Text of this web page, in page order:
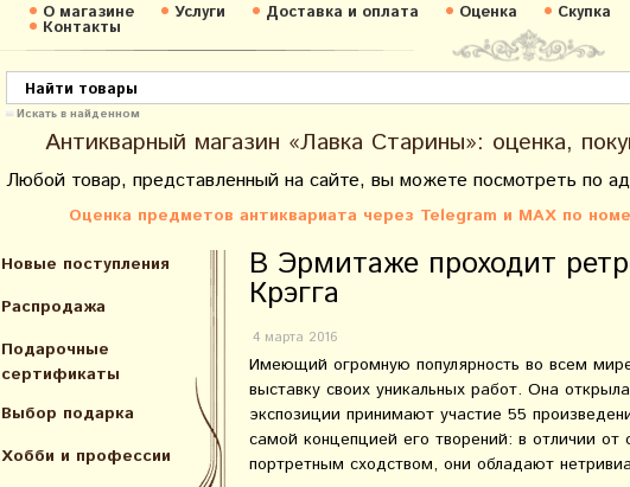
О магазине Услуги Доставка и оплата Оценка Скупка
Контакты
Искать в найденном
Антикварный магазин «Лавка Старины»: оценка,
Любой товар, представленный на сайте, вы можете посмотреть по
Оценка предметов антиквариата через Telegram и MAX по
Новые поступления
Распродажа
Подарочные
сертификаты
Выбор подарка
Хобби и профессии
В Эрмитаже проходит
Крэгга
4 марта 2016
Имеющий огромную популярность во всем
выставку своих уникальных работ. Она
экспозиции принимают участие 55
самой концепцией его творений: в отличии
портретным сходством, они обладают